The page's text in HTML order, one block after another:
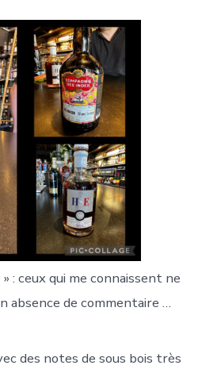
» : ceux qui me connaissent ne
absence de commentaire …
des notes de sous bois très